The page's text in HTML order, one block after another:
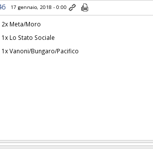
17 gennaio, 2018 - 0:00
2x Meta/Moro
1x Lo Stato Sociale
1x Vanoni/Bungaro/Pacifico